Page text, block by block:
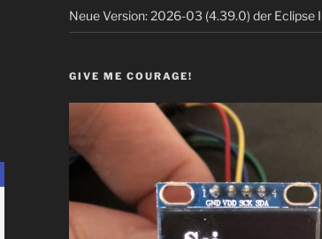
Neue Version: 2026-03 (4.39.0) der Eclipse
GIVE ME COURAGE!